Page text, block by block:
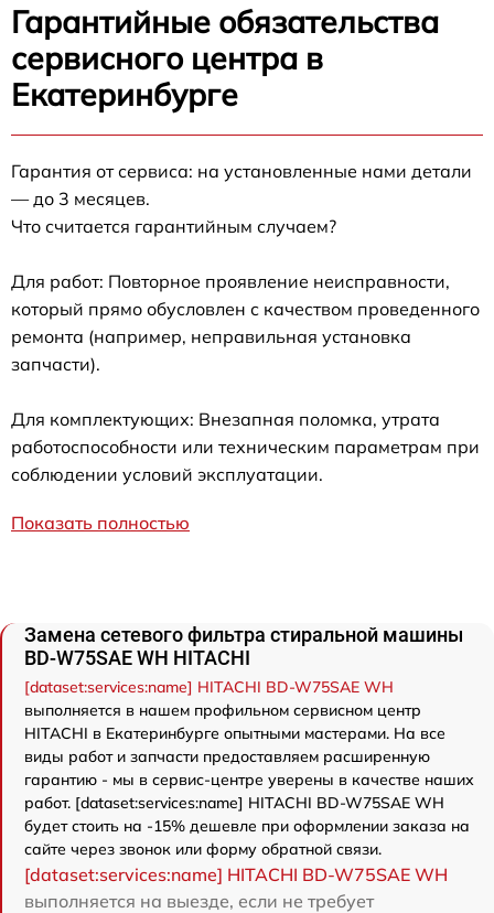
Гарантийные обязательства
сервисного центра в
Екатеринбурге
Гарантия от сервиса: на установленные нами детали
— до 3 месяцев.
Что считается гарантийным случаем?
Для работ: Повторное проявление неисправности,
который прямо обусловлен с качеством проведенного
ремонта (например, неправильная установка
запчасти).
Для комплектующих: Внезапная поломка, утрата
работоспособности или техническим параметрам при
соблюдении условий эксплуатации.
Показать полностью
Замена сетевого фильтра стиральной машины
BD-W75SAE WH HITACHI
[dataset:services:name] HITACHI BD-W75SAE WH
выполняется в нашем профильном сервисном центр
HITACHI в Екатеринбурге опытными мастерами. На все
виды работ и запчасти предоставляем расширенную
гарантию - мы в сервис-центре уверены в качестве наших
работ. [dataset:services:name] HITACHI BD-W75SAE WH
будет стоить на -15% дешевле при оформлении заказа на
сайте через звонок или форму обратной связи.
[dataset:services:name] HITACHI BD-W75SAE WH
выполняется на выезде, если не требует